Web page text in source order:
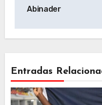
Abinader
Entradas